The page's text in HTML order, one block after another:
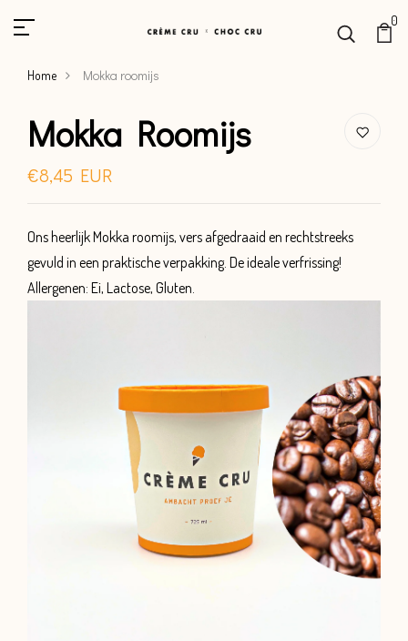
0
Home Mokka roomijs
Mokka Roomijs
€8,45 EUR
Ons heerlijk Mokka roomijs, vers afgedraaid en rechtstreeks
gevuld in een praktische verpakking. De ideale verfrissing!
Allergenen: Ei, Lactose, Gluten.